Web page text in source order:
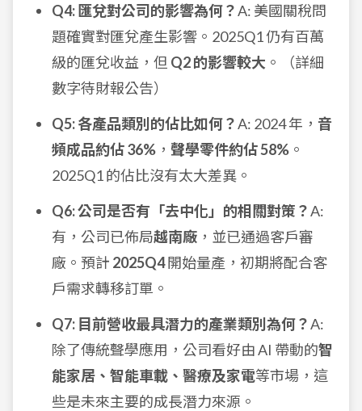
Q4: 匯兌對公司的影響為何？A: 美國關稅問
題確實對匯兌產生影響。2025Q1 仍有百萬
級的匯兌收益，但 Q2 的影響較大 。（詳細
數字待財報公告）
Q5: 各產品類別的佔比如何？A: 2024 年， 音
頻成品約佔 36% ， 聲學零件約佔 58% 。
2025Q1 的佔比沒有太大差異。
Q6: 公司是否有「去中化」的相關對策？A:
有，公司已佈局越南廠 ，並已通過客戶審
廠。預計 2025Q4開始量產，初期將配合客
戶需求轉移訂單。
Q7: 目前營收最具潛力的產業類別為何？A:
除了傳統聲學應用，公司看好由 AI 帶動的智
能家居、智能車載、醫療及家電等市場，這
些是未來主要的成長潛力來源。